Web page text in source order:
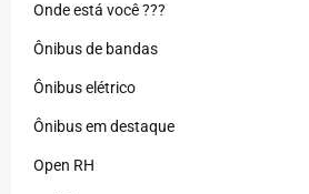
Onde está você ???
Ônibus de bandas
Ônibus elétrico
Ônibus em destaque
Open RH